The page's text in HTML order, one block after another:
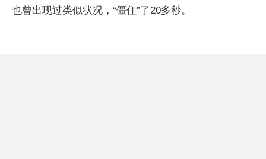
也曾出现过类似状况，“僵住”了20多秒。